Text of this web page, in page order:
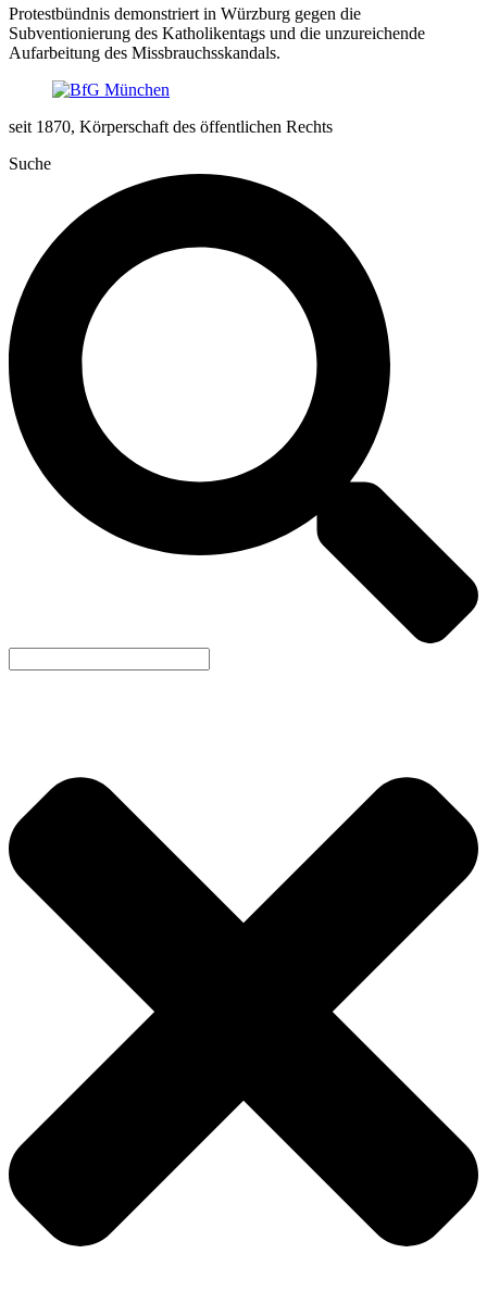
Protestbündnis demonstriert in Würzburg gegen die
Subventionierung des Katholikentags und die unzureichende
Aufarbeitung des Missbrauchsskandals.
seit 1870, Körperschaft des öffentlichen Rechts
Suche